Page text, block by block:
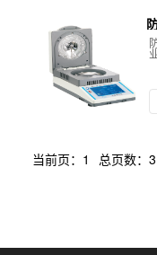
当前页：1 总页数：3